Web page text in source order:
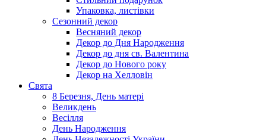
Упаковка, листівки
Сезонний декор
Весняний декор
Декор до Дня Народження
Декор до дня св. Валентина
Декор до Нового року
Декор на Хелловін
Свята
8 Березня, День матері
Великдень
Весілля
День Народження